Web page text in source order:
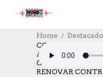
Home
CORTE DE
ACOGE
ORDENA A
RENOVAR
DESTACADOS
AUTHOR: HECTOR
0 COMMENTS